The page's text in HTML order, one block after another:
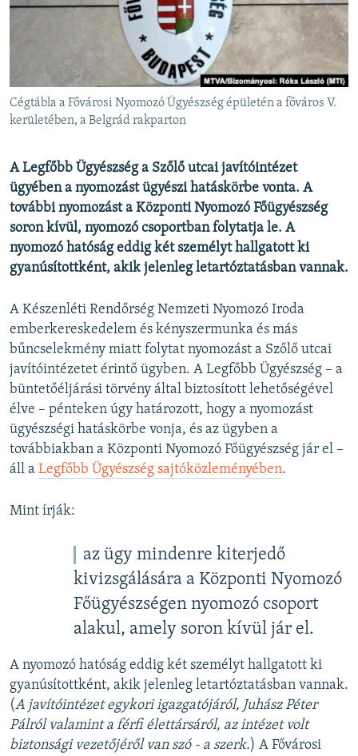
A MÚLT TANULSÁGAI
KÖVESSEN MINKET!
Valamennyi RFE/RL weboldal
Cégtábla a Fővárosi Nyomozó Ügyészség épületén a főváros V.
kerületében, a Belgrád rakparton
A Legfőbb Ügyészség a Szőlő utcai javítóintézet
ügyében a nyomozást ügyészi hatáskörbe vonta. A
további nyomozást a Központi Nyomozó Főügyészség
soron kívül, nyomozó csoportban folytatja le. A
nyomozó hatóság eddig két személyt hallgatott ki
gyanúsítottként, akik jelenleg letartóztatásban vannak.
A Készenléti Rendőrség Nemzeti Nyomozó Iroda
emberkereskedelem és kényszermunka és más
bűncselekmény miatt folytat nyomozást a Szőlő utcai
javítóintézetet érintő ügyben. A Legfőbb Ügyészség – a
büntetőéljárási törvény által biztosított lehetőségével
élve – pénteken úgy határozott, hogy a nyomozást
ügyészségi hatáskörbe vonja, és az ügyben a
továbbiakban a Központi Nyomozó Főügyészség jár el –
áll a Legfőbb Ügyészség sajtóközleményében.
Mint írják:
az ügy mindenre kiterjedő
kivizsgálására a Központi Nyomozó
Főügyészségen nyomozó csoport
alakul, amely soron kívül jár el.
A nyomozó hatóság eddig két személyt hallgatott ki
gyanúsítottként, akik jelenleg letartóztatásban vannak.
(A javítóintézet egykori igazgatójáról, Juhász Péter
Pálról valamint a férfi élettársáról, az intézet volt
biztonsági vezetőjéről van szó - a szerk.) A Fővárosi